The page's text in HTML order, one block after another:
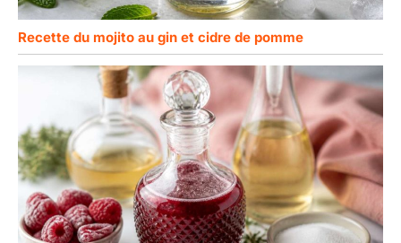
Recette du mojito au gin et cidre de pomme